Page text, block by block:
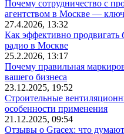
Почему сотрудничество с
агентством в Москве — ключ
27.4.2026, 13:32
Как эффективно
радио в Москве
25.2.2026, 13:17
Почему правильная
вашего бизнеса
23.12.2025, 19:52
Строительные
особенности применения
21.12.2025, 09:54
Отзывы о Gracex: что